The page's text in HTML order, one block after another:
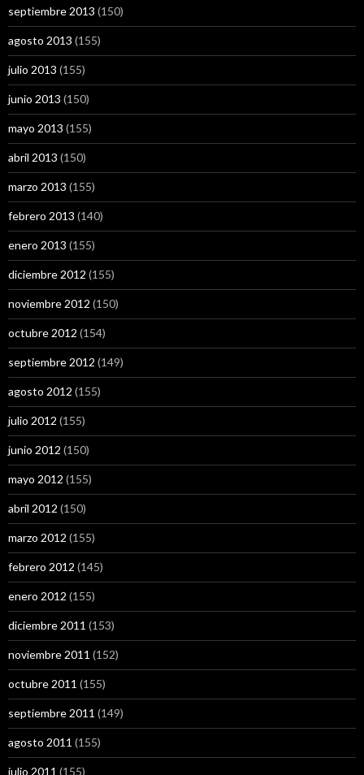
septiembre 2013 (150)
agosto 2013 (155)
julio 2013 (155)
junio 2013 (150)
mayo 2013 (155)
abril 2013 (150)
marzo 2013 (155)
febrero 2013 (140)
enero 2013 (155)
diciembre 2012 (155)
noviembre 2012 (150)
octubre 2012 (154)
septiembre 2012 (149)
agosto 2012 (155)
julio 2012 (155)
junio 2012 (150)
mayo 2012 (155)
abril 2012 (150)
marzo 2012 (155)
febrero 2012 (145)
enero 2012 (155)
diciembre 2011 (153)
noviembre 2011 (152)
octubre 2011 (155)
septiembre 2011 (149)
agosto 2011 (155)
julio 2011 (155)